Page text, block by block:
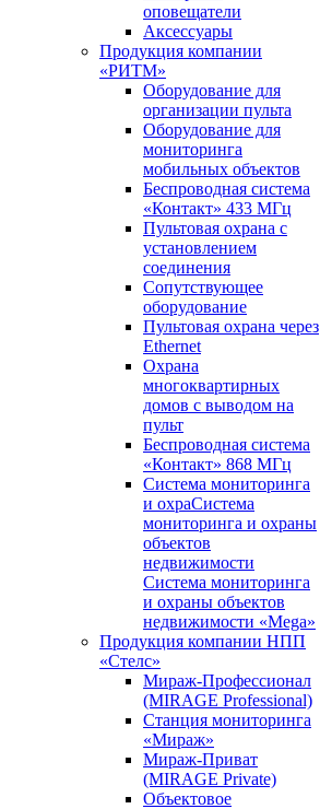
оповещатели
Аксессуары
Продукция компании
«РИТМ»
Оборудование для
организации пульта
Оборудование для
мониторинга
мобильных объектов
Беспроводная система
«Контакт» 433 МГц
Пультовая охрана с
установлением
соединения
Сопутствующее
оборудование
Пультовая охрана через
Ethernet
Охрана
многоквартирных
домов с выводом на
пульт
Беспроводная система
«Контакт» 868 МГц
Система мониторинга
и охраСистема
мониторинга и охраны
объектов
недвижимости
Система мониторинга
и охраны объектов
недвижимости «Mega»
Продукция компании НПП
«Стелс»
Мираж-Профессионал
(MIRAGE Professional)
Станция мониторинга
«Мираж»
Мираж-Приват
(MIRAGE Private)
Объектовое